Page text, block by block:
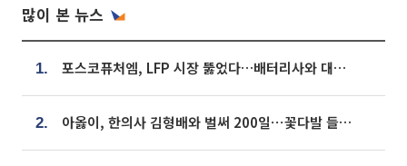
많이 본 뉴스
1. 포스코퓨처엠, LFP 시장 뚫었다…배터리사와 대규모 장기 공급 합의
2. 아옳이, 한의사 김형배와 벌써 200일⋯꽃다발 들고 "프러포즈 아냐"